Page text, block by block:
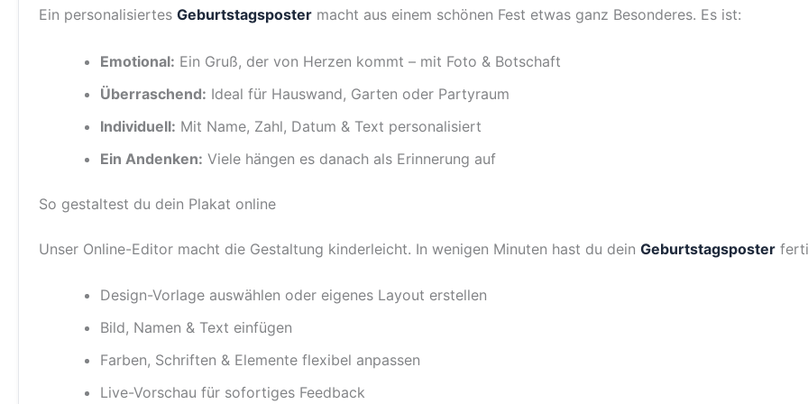
Ein personalisiertes Geburtstagsposter macht aus einem schönen Fest etwas ganz Besonderes. Es ist:
Emotional: Ein Gruß, der von Herzen kommt – mit Foto & Botschaft
Überraschend: Ideal für Hauswand, Garten oder Partyraum
Individuell: Mit Name, Zahl, Datum & Text personalisiert
Ein Andenken: Viele hängen es danach als Erinnerung auf
So gestaltest du dein Plakat online
Unser Online-Editor macht die Gestaltung kinderleicht. In wenigen Minuten hast du dein Geburtstagsposter
Design-Vorlage auswählen oder eigenes Layout erstellen
Bild, Namen & Text einfügen
Farben, Schriften & Elemente flexibel anpassen
Live-Vorschau für sofortiges Feedback